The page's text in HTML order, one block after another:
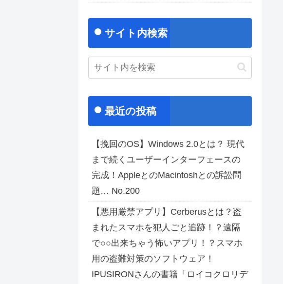
サイト内検索
最近の投稿
【挽回のOS】Windows 2.0とは？ 現代
まで続くユーザーインターフェースの
完成！AppleとのMacintoshとの訴訟問
題… No.200
【悪用厳禁アプリ】Cerberusとは？盗
まれたスマホを犯人ごと追跡！？遠隔
で○○出来ちゃう怖いアプリ！？スマホ
用の盗難対策のソフトウェア！
IPUSIRONさんの書籍「ロイコクロリデ